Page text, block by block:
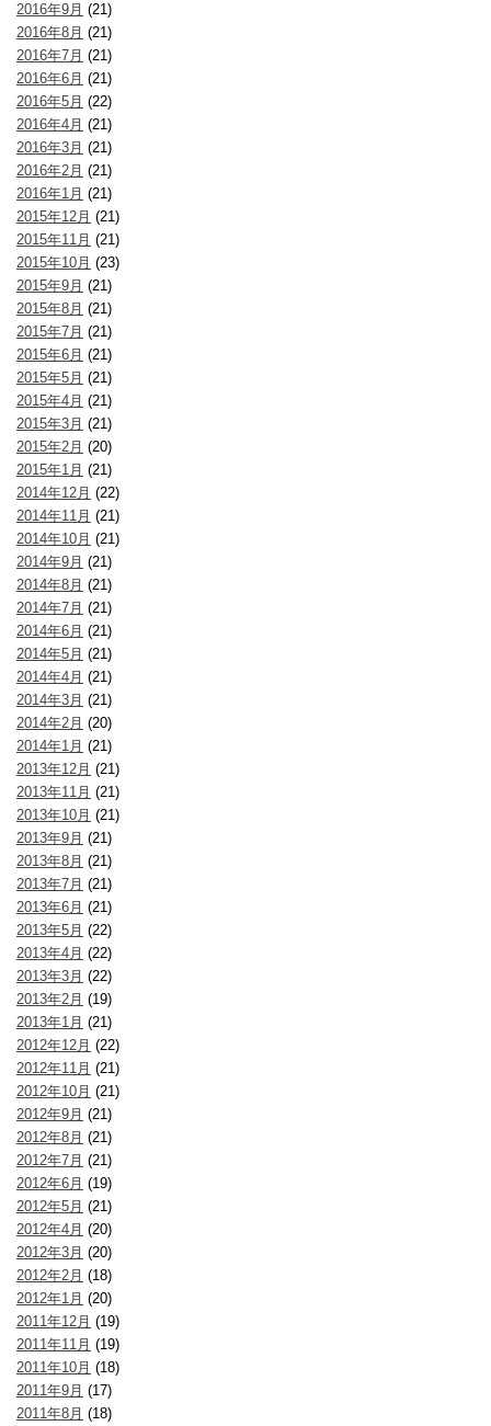
2016年9月 (21)
2016年8月 (21)
2016年7月 (21)
2016年6月 (21)
2016年5月 (22)
2016年4月 (21)
2016年3月 (21)
2016年2月 (21)
2016年1月 (21)
2015年12月 (21)
2015年11月 (21)
2015年10月 (23)
2015年9月 (21)
2015年8月 (21)
2015年7月 (21)
2015年6月 (21)
2015年5月 (21)
2015年4月 (21)
2015年3月 (21)
2015年2月 (20)
2015年1月 (21)
2014年12月 (22)
2014年11月 (21)
2014年10月 (21)
2014年9月 (21)
2014年8月 (21)
2014年7月 (21)
2014年6月 (21)
2014年5月 (21)
2014年4月 (21)
2014年3月 (21)
2014年2月 (20)
2014年1月 (21)
2013年12月 (21)
2013年11月 (21)
2013年10月 (21)
2013年9月 (21)
2013年8月 (21)
2013年7月 (21)
2013年6月 (21)
2013年5月 (22)
2013年4月 (22)
2013年3月 (22)
2013年2月 (19)
2013年1月 (21)
2012年12月 (22)
2012年11月 (21)
2012年10月 (21)
2012年9月 (21)
2012年8月 (21)
2012年7月 (21)
2012年6月 (19)
2012年5月 (21)
2012年4月 (20)
2012年3月 (20)
2012年2月 (18)
2012年1月 (20)
2011年12月 (19)
2011年11月 (19)
2011年10月 (18)
2011年9月 (17)
2011年8月 (18)